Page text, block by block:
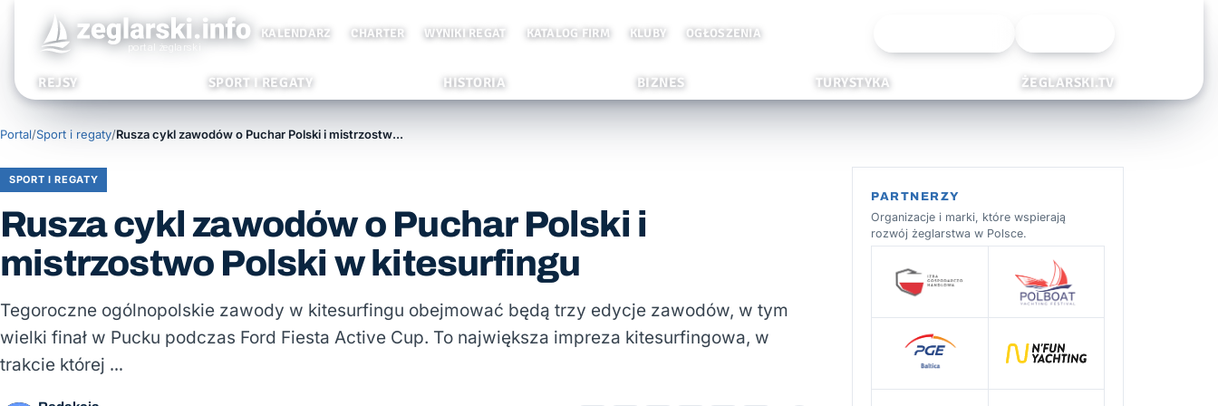
KALENDARZ CHARTER WYNIKI REGAT KATALOG FIRM KLUBY OGŁOSZENIA
REJSY SPORT I REGATY HISTORIA BIZNES TURYSTYKA ŻEGLARSKI.TV
Portal/Sport i regaty/ Rusza cykl zawodów o Puchar Polski i mistrzostwo Polski w kitesurfingu
SPORT I REGATY
Rusza cykl zawodów o Puchar Polski i
mistrzostwo Polski w kitesurfingu
Tegoroczne ogólnopolskie zawody w kitesurfingu obejmować będą trzy edycje zawodów, w tym
wielki finał w Pucku podczas Ford Fiesta Active Cup. To największa impreza kitesurfingowa, w
trakcie której …
PARTNERZY
Organizacje i marki, które wspierają
rozwój żeglarstwa w Polsce.